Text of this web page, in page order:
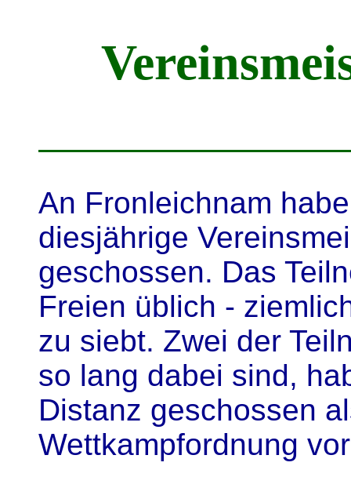
An Fronleichnam
diesjährige
geschossen. Das
Freien üblich -
zu siebt. Zwei der
so lang dabei sind,
Distanz geschossen
Wettkampfordnung